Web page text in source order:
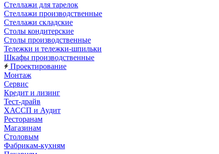
Стеллажи для тарелок
Стеллажи производственные
Стеллажи складские
Столы кондитерские
Столы производственные
Тележки и тележки-шпильки
Шкафы производственные
Проектирование
Монтаж
Сервис
Кредит и лизинг
Тест-драйв
ХАССП и Аудит
Ресторанам
Магазинам
Столовым
Фабрикам-кухням